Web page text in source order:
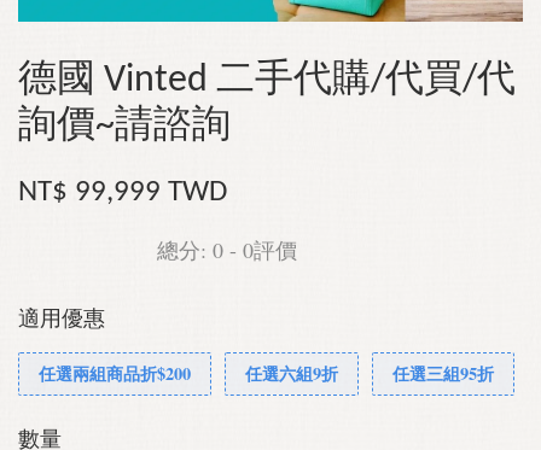
德國 Vinted 二手代購/代買/代
詢價~請諮詢
NT$ 99,999 TWD
總分: 0 - 0評價
適用優惠
任選兩組商品折$200 任選六組9折 任選三組95折
數量